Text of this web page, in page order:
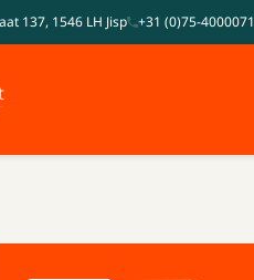
137, 1546 LH Jisp +31 (0)75-4000071